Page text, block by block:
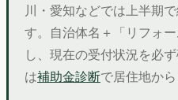
川・愛知などでは上半期
す。自治体名＋「リフォ
し、現在の受付状況を必
は補助金診断で居住地か